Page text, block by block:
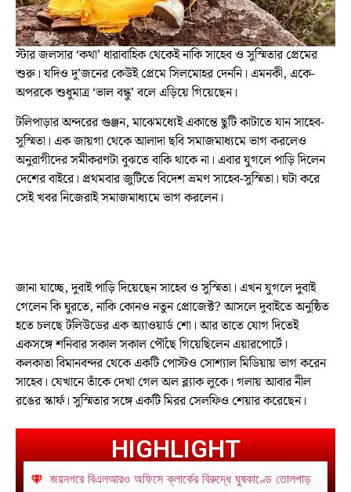
স্টার জলসার ‘কথা’ ধারাবাহিক থেকেই নাকি সাহেব ও সুস্মিতার প্রেমের
শুরু। যদিও দু’জনের কেউই প্রেমে সিলমোহর দেননি। এমনকী, একে-
অপরকে শুধুমাত্র ‘ভাল বন্ধু’ বলে এড়িয়ে গিয়েছেন।
টলিপাড়ার অন্দরের গুঞ্জন, মাঝেমধ্যেই একান্তে ছুটি কাটাতে যান সাহেব-
সুস্মিতা। এক জায়গা থেকে আলাদা ছবি সমাজমাধ্যমে ভাগ করলেও
অনুরাগীদের সমীকরণটা বুঝতে বাকি থাকে না। এবার যুগলে পাড়ি দিলেন
দেশের বাইরে। প্রথমবার জুটিতে বিদেশ ভ্রমণ সাহেব-সুস্মিতা। ঘটা করে
সেই খবর নিজেরাই সমাজমাধ্যমে ভাগ করলেন।
জানা যাচ্ছে, দুবাই পাড়ি দিয়েছেন সাহেব ও সুস্মিতা। এখন যুগলে দুবাই
গেলেন কি ঘুরতে, নাকি কোনও নতুন প্রোজেক্ট? আসলে দুবাইতে অনুষ্ঠিত
হতে চলছে টলিউডের এক অ্যাওয়ার্ড শো। আর তাতে যোগ দিতেই
একসঙ্গে শনিবার সকাল সকাল পৌঁছে গিয়েছিলেন এয়ারপোর্টে।
কলকাতা বিমানবন্দর থেকে একটি পোস্টও সোশ্যাল মিডিয়ায় ভাগ করেন
সাহেব। যেখানে তাঁকে দেখা গেল অল ব্ল্যাক লুকে। গলায় আবার নীল
রঙের স্কার্ফ। সুস্মিতার সঙ্গে একটি মিরর সেলফিও শেয়ার করেছেন।
HIGHLIGHT
জয়নগরে বিএলআরও অফিসে ক্লার্কের বিরুদ্ধে ঘুষকাণ্ডে তোলপাড়